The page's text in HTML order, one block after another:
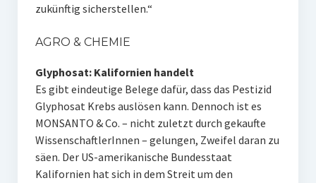
zukünftig sicherstellen.“
AGRO & CHEMIE
Glyphosat: Kalifornien handelt
Es gibt eindeutige Belege dafür, dass das Pestizid
Glyphosat Krebs auslösen kann. Dennoch ist es
MONSANTO & Co. – nicht zuletzt durch gekaufte
WissenschaftlerInnen – gelungen, Zweifel daran zu
säen. Der US-amerikanische Bundesstaat
Kalifornien hat sich in dem Streit um den